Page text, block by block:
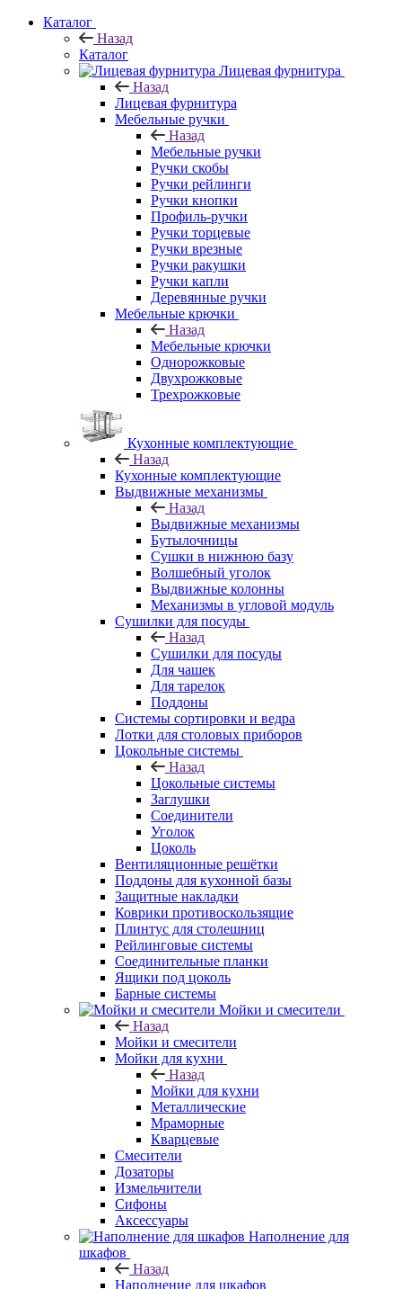
Каталог
Назад
Каталог
Лицевая фурнитура
Назад
Лицевая фурнитура
Мебельные ручки
Назад
Мебельные ручки
Ручки скобы
Ручки рейлинги
Ручки кнопки
Профиль-ручки
Ручки торцевые
Ручки врезные
Ручки ракушки
Ручки капли
Деревянные ручки
Мебельные крючки
Назад
Мебельные крючки
Однорожковые
Двухрожковые
Трехрожковые
Кухонные комплектующие
Назад
Кухонные комплектующие
Выдвижные механизмы
Назад
Выдвижные механизмы
Бутылочницы
Сушки в нижнюю базу
Волшебный уголок
Выдвижные колонны
Механизмы в угловой модуль
Сушилки для посуды
Назад
Сушилки для посуды
Для чашек
Для тарелок
Поддоны
Системы сортировки и ведра
Лотки для столовых приборов
Цокольные системы
Назад
Цокольные системы
Заглушки
Соединители
Уголок
Цоколь
Вентиляционные решётки
Поддоны для кухонной базы
Защитные накладки
Коврики противоскользящие
Плинтус для столешниц
Рейлинговые системы
Соединительные планки
Ящики под цоколь
Барные системы
Мойки и смесители
Назад
Мойки и смесители
Мойки для кухни
Назад
Мойки для кухни
Металлические
Мраморные
Кварцевые
Смесители
Дозаторы
Измельчители
Сифоны
Аксессуары
Наполнение для
шкафов
Назад
Наполнение для шкафов